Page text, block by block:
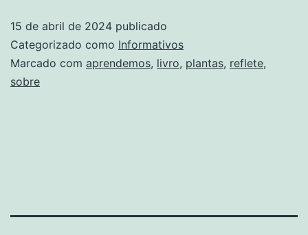
o
que
15 de abril de 2024 publicado
Categorizado como Informativos
Marcado com aprendemos, livro, plantas, reflete,
sobre